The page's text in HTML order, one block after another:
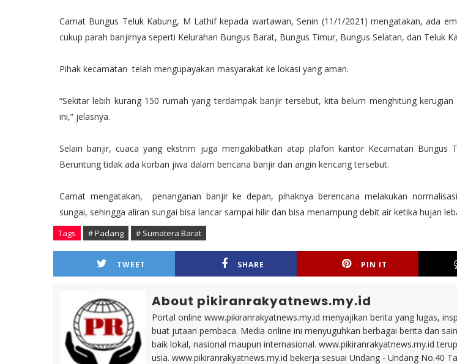
Camat Bungus Teluk Kabung, M Lathif kepada wartawan, Senin (11/1/2021) mengatakan, ada
cukup parah banjirnya seperti Kelurahan Bungus Barat, Bungus Timur, Bungus Selatan, dan Teluk
Pihak kecamatan telah mengupayakan masyarakat ke lokasi yang aman.
“Sekitar lebih kurang 150 rumah yang terdampak banjir tersebut, kita belum menghitung
ini,” jelasnya.
Selain banjir, cuaca yang ekstrim juga mengakibatkan atap plafon kantor Kecamatan Bungus
Beruntung tidak ada korban jiwa dalam bencana banjir dan angin kencang tersebut.
Camat mengatakan, penanganan banjir ke depan, pihaknya berencana melakukan
sungai, sehingga aliran sungai bisa lancar sampai hilir dan bisa menampung debit air ketika hujan
Tags # Padang # Sumatera Barat
TWEET SHARE PIN IT
About pikiranrakyatnews.my.id
Portal online www.pikiranrakyatnews.my.id menyajikan berita yang lugas,
buat jutaan pembaca. Media online ini menyuguhkan berbagai berita dan
baik lokal, nasional maupun internasional. www.pikiranrakyatnews.my.id
usia. www.pikiranrakyatnews.my.id bekerja sesuai Undang - Undang No.40